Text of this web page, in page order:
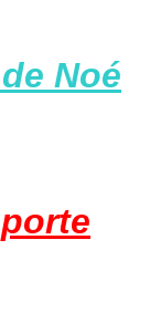
Noé